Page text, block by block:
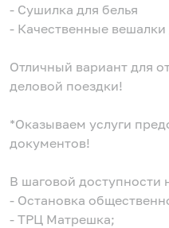
- Сушилка для белья
- Качественные
Отличный вариант для
деловой поездки!
*Оказываем услуги
документов!
В шаговой доступности
- Остановка
- ТРЦ Матрешка;